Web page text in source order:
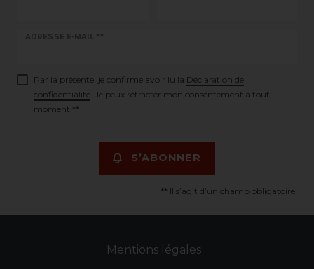
ADRESSE E-MAIL **
Ceres::Template.newsletterHoneypotLabel
Par la présente, je confirme avoir lu la Déclaration de
confidentialité . Je peux rétracter mon consentement à tout
moment.**
S’ABONNER
** Il s’agit d’un champ obligatoire.
Mentions légales